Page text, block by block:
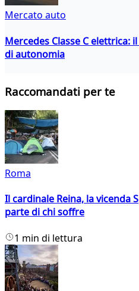
Mercato auto
Mercedes Classe C elettrica:
di autonomia
Raccomandati per te
Roma
Il cardinale Reina, la vicenda
parte di chi soffre
1 min di lettura